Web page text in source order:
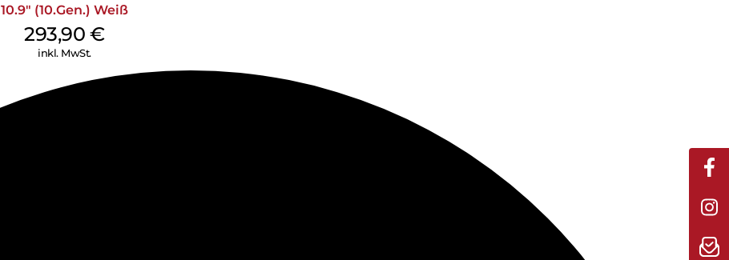
10.9″ (10.Gen.) Weiß
293,90€
inkl. MwSt.